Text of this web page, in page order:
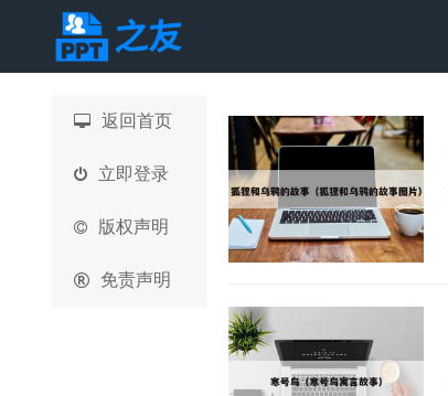
返回首页
立即登录
版权声明
免责声明